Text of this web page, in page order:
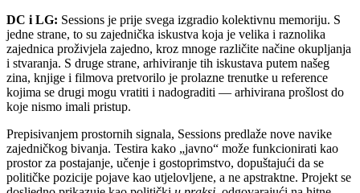
DC i LG: Sessions je prije svega izgradio kolektivnu memoriju. S
jedne strane, to su zajednička iskustva koja je velika i raznolika
zajednica proživjela zajedno, kroz mnoge različite načine okupljanja
i stvaranja. S druge strane, arhiviranje tih iskustava putem našeg
zina, knjige i filmova pretvorilo je prolazne trenutke u reference
kojima se drugi mogu vratiti i nadograditi — arhivirana prošlost do
koje nismo imali pristup.
Prepisivanjem prostornih signala, Sessions predlaže nove navike
zajedničkog bivanja. Testira kako „javno“ može funkcionirati kao
prostor za postajanje, učenje i gostoprimstvo, dopuštajući da se
političke pozicije pojave kao utjelovljene, a ne apstraktne. Projekt se